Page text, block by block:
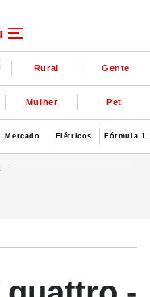
Rural Gente
Mulher Pet
Mercado Elétricos Fórmula 1